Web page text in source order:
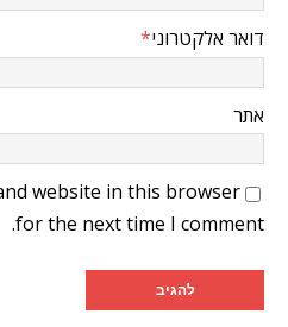
דואר אלקטרוני*
אתר
website in this browser
for the next time I comment.